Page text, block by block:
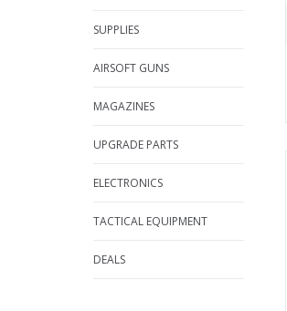
SUPPLIES
AIRSOFT GUNS
MAGAZINES
UPGRADE PARTS
ELECTRONICS
TACTICAL EQUIPMENT
DEALS